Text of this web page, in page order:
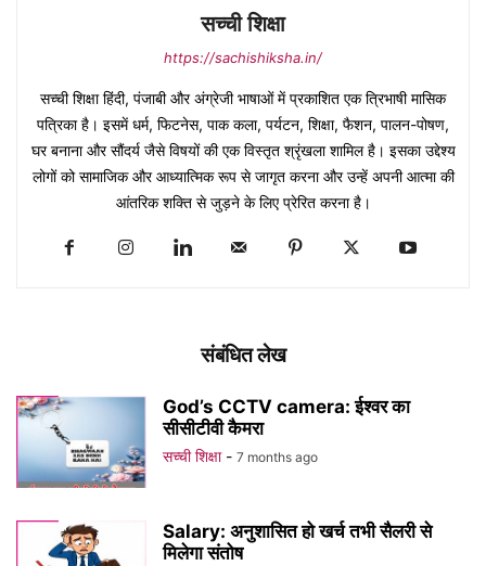
सच्ची शिक्षा
https://sachishiksha.in/
सच्ची शिक्षा हिंदी, पंजाबी और अंग्रेजी भाषाओं में प्रकाशित एक त्रिभाषी मासिक
पत्रिका है। इसमें धर्म, फिटनेस, पाक कला, पर्यटन, शिक्षा, फैशन, पालन-पोषण,
घर बनाना और सौंदर्य जैसे विषयों की एक विस्तृत श्रृंखला शामिल है। इसका उद्देश्य
लोगों को सामाजिक और आध्यात्मिक रूप से जागृत करना और उन्हें अपनी आत्मा की
आंतरिक शक्ति से जुड़ने के लिए प्रेरित करना है।
संबंधित लेख
God’s CCTV camera: ईश्वर का
सीसीटीवी कैमरा
सच्ची शिक्षा - 7 months ago
Salary: अनुशासित हो खर्च तभी सैलरी से
मिलेगा संतोष